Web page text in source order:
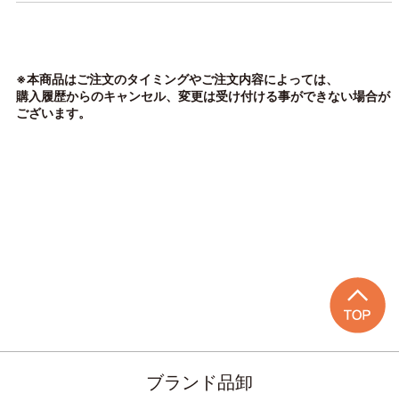
※本商品はご注文のタイミングやご注文内容によっては、
購入履歴からのキャンセル、変更は受け付ける事ができない場合が
ございます。
ブランド品卸